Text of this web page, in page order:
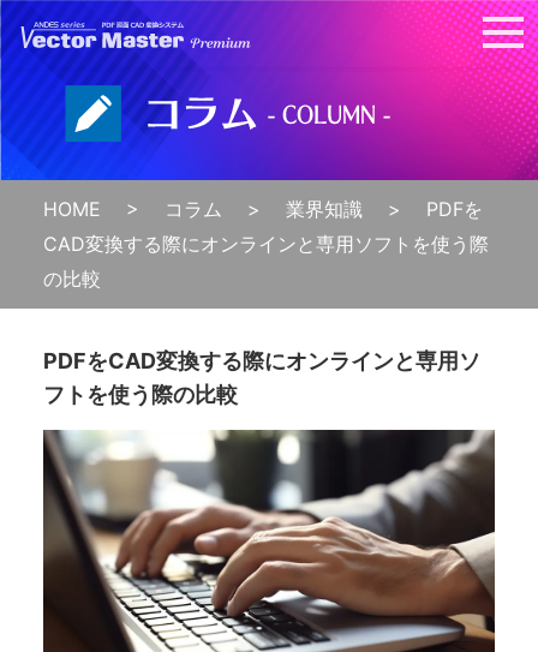
HOME コラム 業界知識
PDFを
CAD変換する際にオンラインと専用ソフトを使う際
の比較
PDFをCAD変換する際にオンラインと専用ソ
フトを使う際の比較